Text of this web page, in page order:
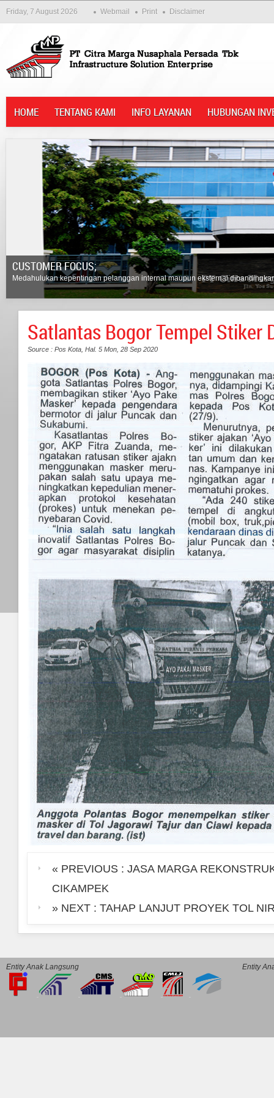
Friday, 7 August 2026 Webmail Print Disclaimer
HOME TENTANG KAMI INFO LAYANAN HUBUNGAN
Customer Focus;
Medahulukan kepentingan pelanggan internal maupun eksternal
Satlantas Bogor Tempel Stiker
Source : Pos Kota, Hal. 5 Mon, 28 Sep 2020
« PREVIOUS : JASA MARGA
CIKAMPEK
» NEXT : TAHAP LANJUT PROYEK TOL
Entity Anak Langsung Entity